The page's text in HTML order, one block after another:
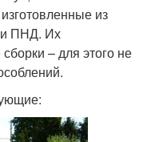
из
ПНД. Их
– для этого не